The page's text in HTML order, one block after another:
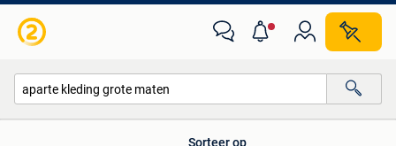
Sorteer op